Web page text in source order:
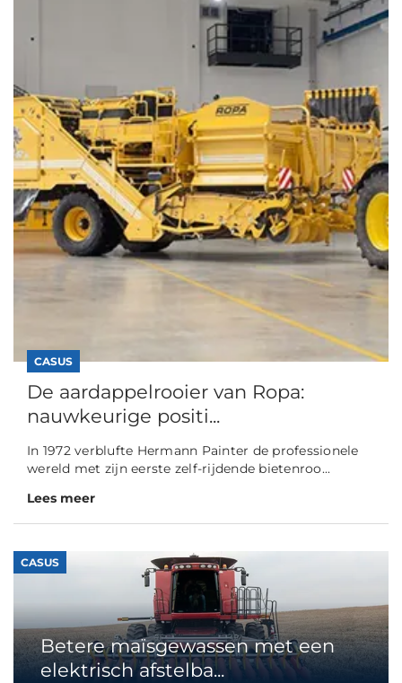
CASUS
De aardappelrooier van Ropa:
nauwkeurige positi...
In 1972 verblufte Hermann Painter de professionele
wereld met zijn eerste zelf-rijdende bietenroo...
Lees meer
CASUS
Betere maïsgewassen met een
elektrisch afstelba...